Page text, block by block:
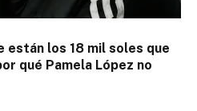
están los 18 mil soles que
qué Pamela López no